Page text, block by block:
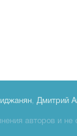
, Дмитрий
авторов и